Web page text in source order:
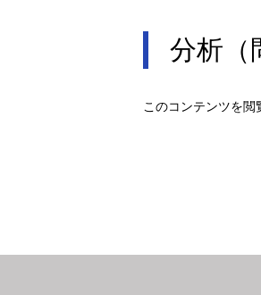
分析（
このコンテンツを